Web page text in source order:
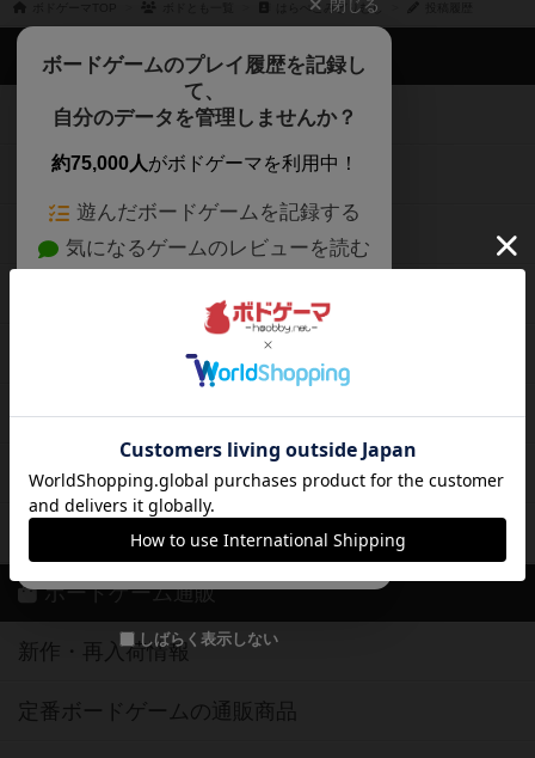
はらぺこみどりむし
閉じる
ボードゲームのプレイ履歴を記録し
て、
自分のデータを管理しませんか？
約75,000人がボドゲーマを利用中！
遊んだボードゲームを記録する
気になるゲームのレビューを読む
有
ログイン / 会員登録（10秒）
Apple Facebook
または
メールで会員登録
しばらく表示しない
ボドゲーマTOP
ボードゲームを検索する
ボードゲームの新着レビュー
ボードゲーム会情報
掲示板・トピックス
ボドとも・会員一覧
ボードゲーム業界コラム
ボドゲーマご利用案内
ボードゲーム通販
新作・再入荷情報
定番ボードゲームの通販商品